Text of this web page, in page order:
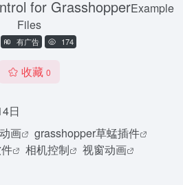
for GrasshopperExample
Files
有广告 174
收藏 0
日
动画
grasshopper草蜢插件
相机控制
视窗动画